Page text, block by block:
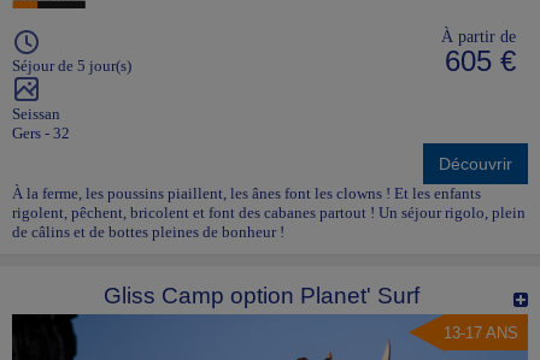
Séjour de 5 jour(s)
Seissan
Gers - 32
À partir de
605 €
Découvrir
À la ferme, les poussins piaillent, les ânes font les clowns ! Et les enfants
rigolent, pêchent, bricolent et font des cabanes partout ! Un séjour rigolo, plein
de câlins et de bottes pleines de bonheur !
Gliss Camp option Planet' Surf
13-17 ANS